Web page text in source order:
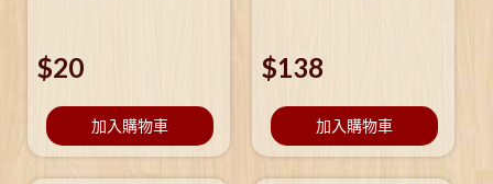
$20
加入購物車
$138
加入購物車